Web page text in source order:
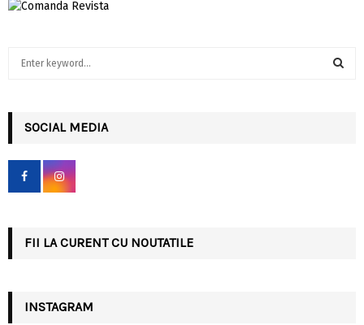
h
f
r
SOCIAL MEDIA
FII LA CURENT CU NOUTATILE
INSTAGRAM